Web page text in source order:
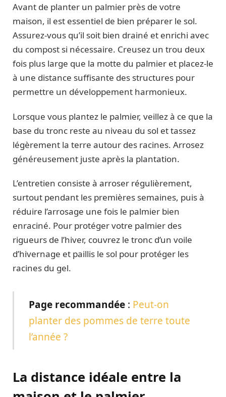
Avant de planter un palmier près de votre
maison, il est essentiel de bien préparer le sol.
Assurez-vous qu’il soit bien drainé et enrichi avec
du compost si nécessaire. Creusez un trou deux
fois plus large que la motte du palmier et placez-le
à une distance suffisante des structures pour
permettre un développement harmonieux.
Lorsque vous plantez le palmier, veillez à ce que la
base du tronc reste au niveau du sol et tassez
légèrement la terre autour des racines. Arrosez
généreusement juste après la plantation.
L’entretien consiste à arroser régulièrement,
surtout pendant les premières semaines, puis à
réduire l’arrosage une fois le palmier bien
enraciné. Pour protéger votre palmier des
rigueurs de l’hiver, couvrez le tronc d’un voile
d’hivernage et paillis le sol pour protéger les
racines du gel.
Page recommandée: Peut-on
planter des pommes de terre toute
l’année ?
La distance idéale entre la